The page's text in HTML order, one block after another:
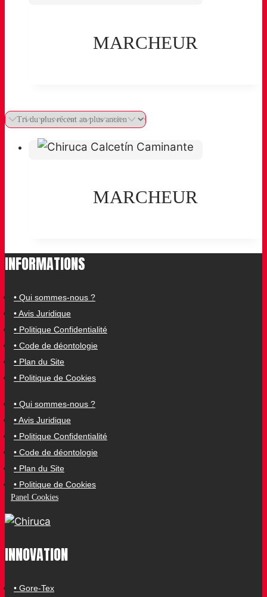
MARCHEUR
MARCHEUR
INFORMATIONS
• Qui sommes-nous ?
• Avis Juridique
• Politique Confidentialité
• Code de déontologie
• Plan du Site
• Politique de Cookies
• Qui sommes-nous ?
• Avis Juridique
• Politique Confidentialité
• Code de déontologie
• Plan du Site
• Politique de Cookies
Panel Cookies
INNOVATION
• Gore-Tex